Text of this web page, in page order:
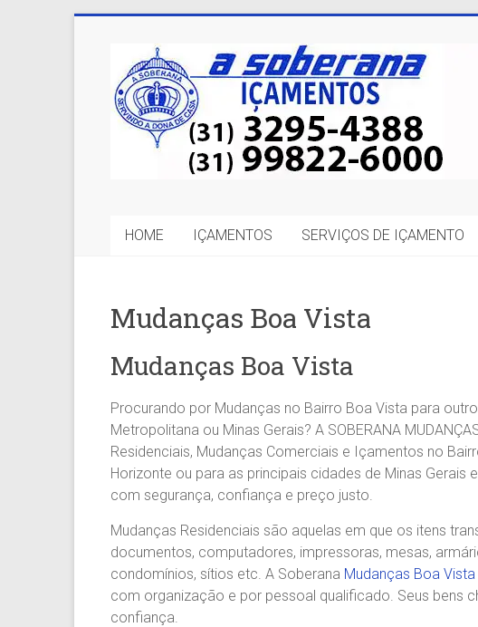
A
Soberana
Içamentos
opção
BH
Região.
Agilidade
e
Confiança.
31.2510-
2122.
A
Soberana
Içamento.
HOME IÇAMENTOS SERVIÇOS DE IÇAMENTO
Mudanças Boa Vista
Mudanças Boa Vista
Procurando por Mudanças no Bairro Boa Vista para
Metropolitana ou Minas Gerais? A SOBERANA
Residenciais, Mudanças Comerciais e Içamentos no
Horizonte ou para as principais cidades de Minas Gerais
com segurança, confiança e preço justo.
Mudanças Residenciais são aquelas em que os itens
documentos, computadores, impressoras, mesas,
condomínios, sítios etc. A Soberana Mudanças Boa Vista
com organização e por pessoal qualificado. Seus bens
confiança.